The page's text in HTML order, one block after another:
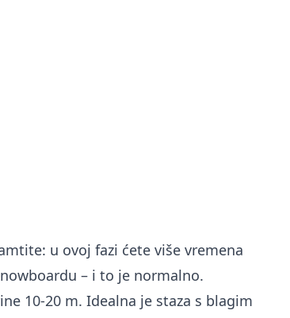
u ovoj fazi ćete više vremena
– i to je normalno.
10-20 m. Idealna je staza s blagim